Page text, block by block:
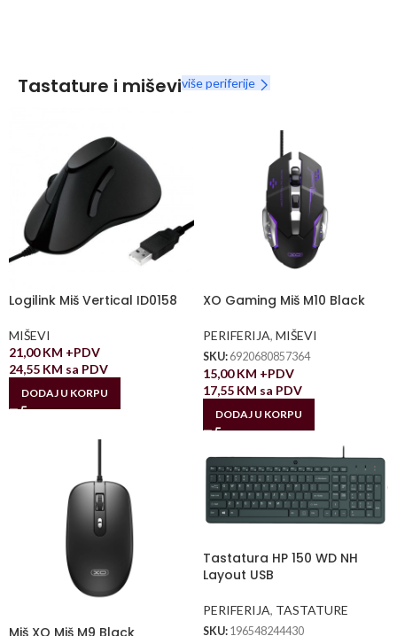
Tastature i miševiviše periferije
Logilink Miš Vertical ID0158
MIŠEVI
21,00KM +PDV
24,55 KM sa PDV
DODAJ U KORPU
XO Gaming Miš M10 Black
PERIFERIJA, MIŠEVI
SKU: 6920680857364
15,00KM +PDV
17,55 KM sa PDV
DODAJ U KORPU
Miš XO Miš M9 Black
Tastatura HP 150 WD NH
Layout USB
PERIFERIJA, TASTATURE
SKU: 196548244430